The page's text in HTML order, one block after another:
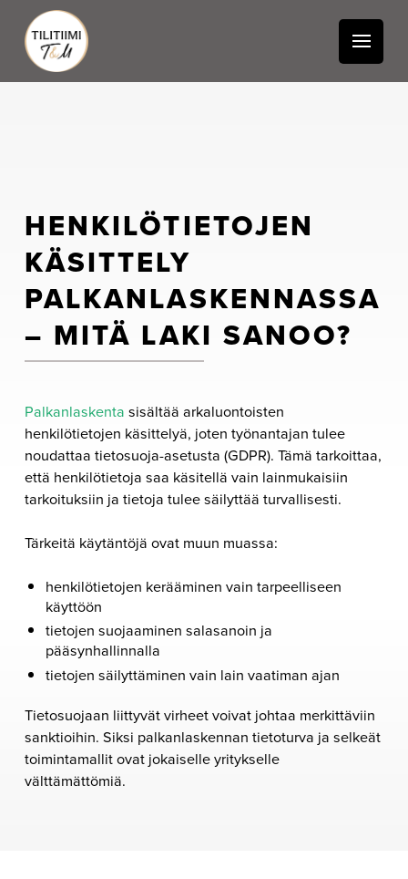
HENKILÖTIETOJEN
KÄSITTELY
PALKANLASKENNASSA
– MITÄ LAKI SANOO?
Palkanlaskenta sisältää arkaluontoisten
henkilötietojen käsittelyä, joten työnantajan tulee
noudattaa tietosuoja-asetusta (GDPR). Tämä tarkoittaa,
että henkilötietoja saa käsitellä vain lainmukaisiin
tarkoituksiin ja tietoja tulee säilyttää turvallisesti.
Tärkeitä käytäntöjä ovat muun muassa:
henkilötietojen kerääminen vain tarpeelliseen
käyttöön
tietojen suojaaminen salasanoin ja
pääsynhallinnalla
tietojen säilyttäminen vain lain vaatiman ajan
Tietosuojaan liittyvät virheet voivat johtaa merkittäviin
sanktioihin. Siksi palkanlaskennan tietoturva ja selkeät
toimintamallit ovat jokaiselle yritykselle
välttämättömiä.